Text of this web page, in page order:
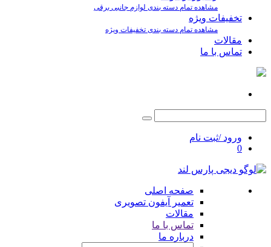
مشاهده تمام دسته بندی لوازم جانبی برقی
تخفیفات ویژه
مشاهده تمام دسته بندی تخفیفات ویژه
مقالات
تماس با ما
ورود /ثبت نام
0
صفحه اصلی
تعمیر آیفون تصویری
مقالات
تماس با ما
درباره ما